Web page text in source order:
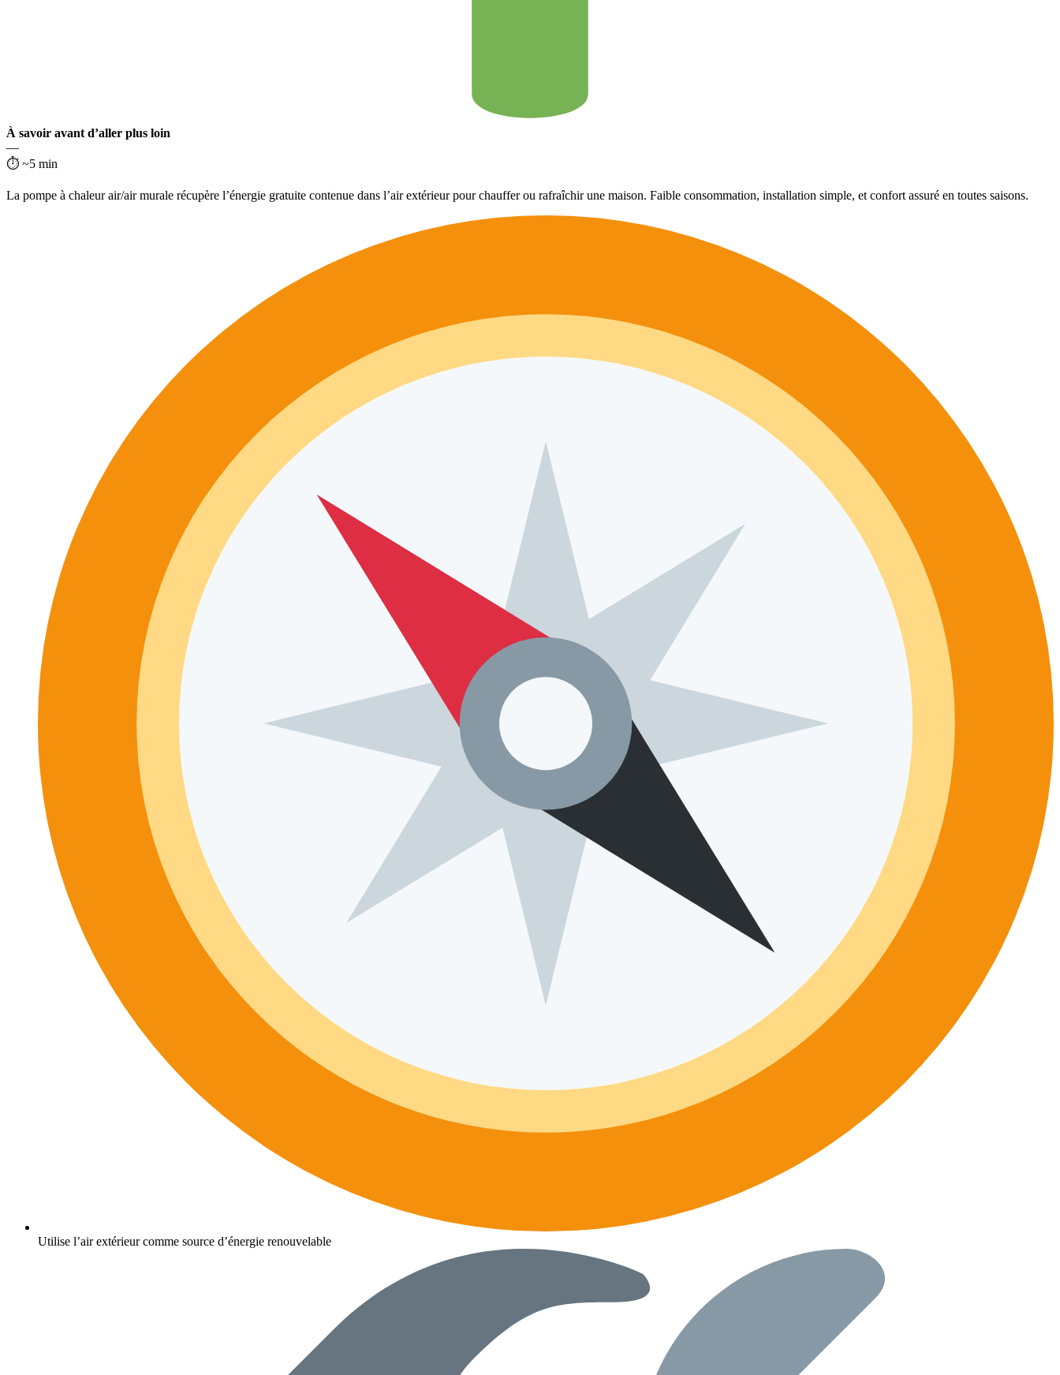
À savoir avant d’aller plus loin
—
⏱ ~5 min
La pompe à chaleur air/air murale récupère l’énergie gratuite contenue dans l’air extérieur pour chauffer ou rafraîchir une maison. Faible consommation, installation simple, et confort assuré en toutes saisons.
Utilise l’air extérieur comme source d’énergie renouvelable